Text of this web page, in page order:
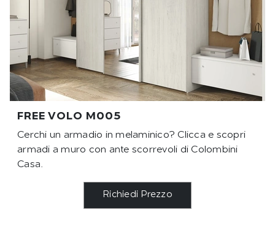
FREE VOLO M005
Cerchi un armadio in melaminico? Clicca e scopri
armadi a muro con ante scorrevoli di Colombini
Casa.
Richiedi Prezzo